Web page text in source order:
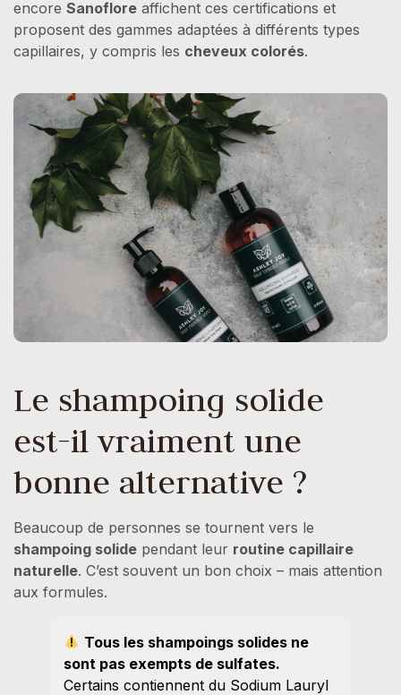
encore Sanoflore affichent ces certifications et
proposent des gammes adaptées à différents types
capillaires, y compris les cheveux colorés.
Le shampoing solide
est-il vraiment une
bonne alternative ?
Beaucoup de personnes se tournent vers le
shampoing solide pendant leur routine capillaire
naturelle. C’est souvent un bon choix – mais attention
aux formules.
Tous les shampoings solides ne
sont pas exempts de sulfates.
Certains contiennent du Sodium Lauryl